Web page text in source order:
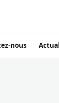
nous